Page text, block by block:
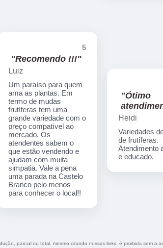
5
"Recomendo !!!"
Luiz
Um paraíso para quem
ama as plantas. Em
termo de mudas
frutíferas tem uma
grande variedade com o
preço compatível ao
mercado. Os
atendentes sabem o
que estão vendendo e
ajudam com muita
simpatia. Vale a pena
uma parada na Castelo
Branco pelo menos
para conhecer o local!!
"Ótimo
Heidi
Variedades
de frutíferas.
Atendimento
e educado.
parcial ou total, mesmo citando nossos links, é proibida sem a